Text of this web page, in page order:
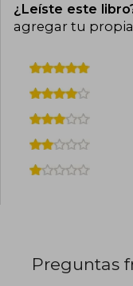
¿Leíste este
agregar tu
Preguntas